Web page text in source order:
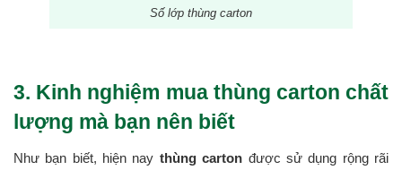
Số lớp thùng carton
3. Kinh nghiệm mua thùng carton chất
lượng mà bạn nên biết
Như bạn biết, hiện nay thùng carton được sử dụng rộng rãi